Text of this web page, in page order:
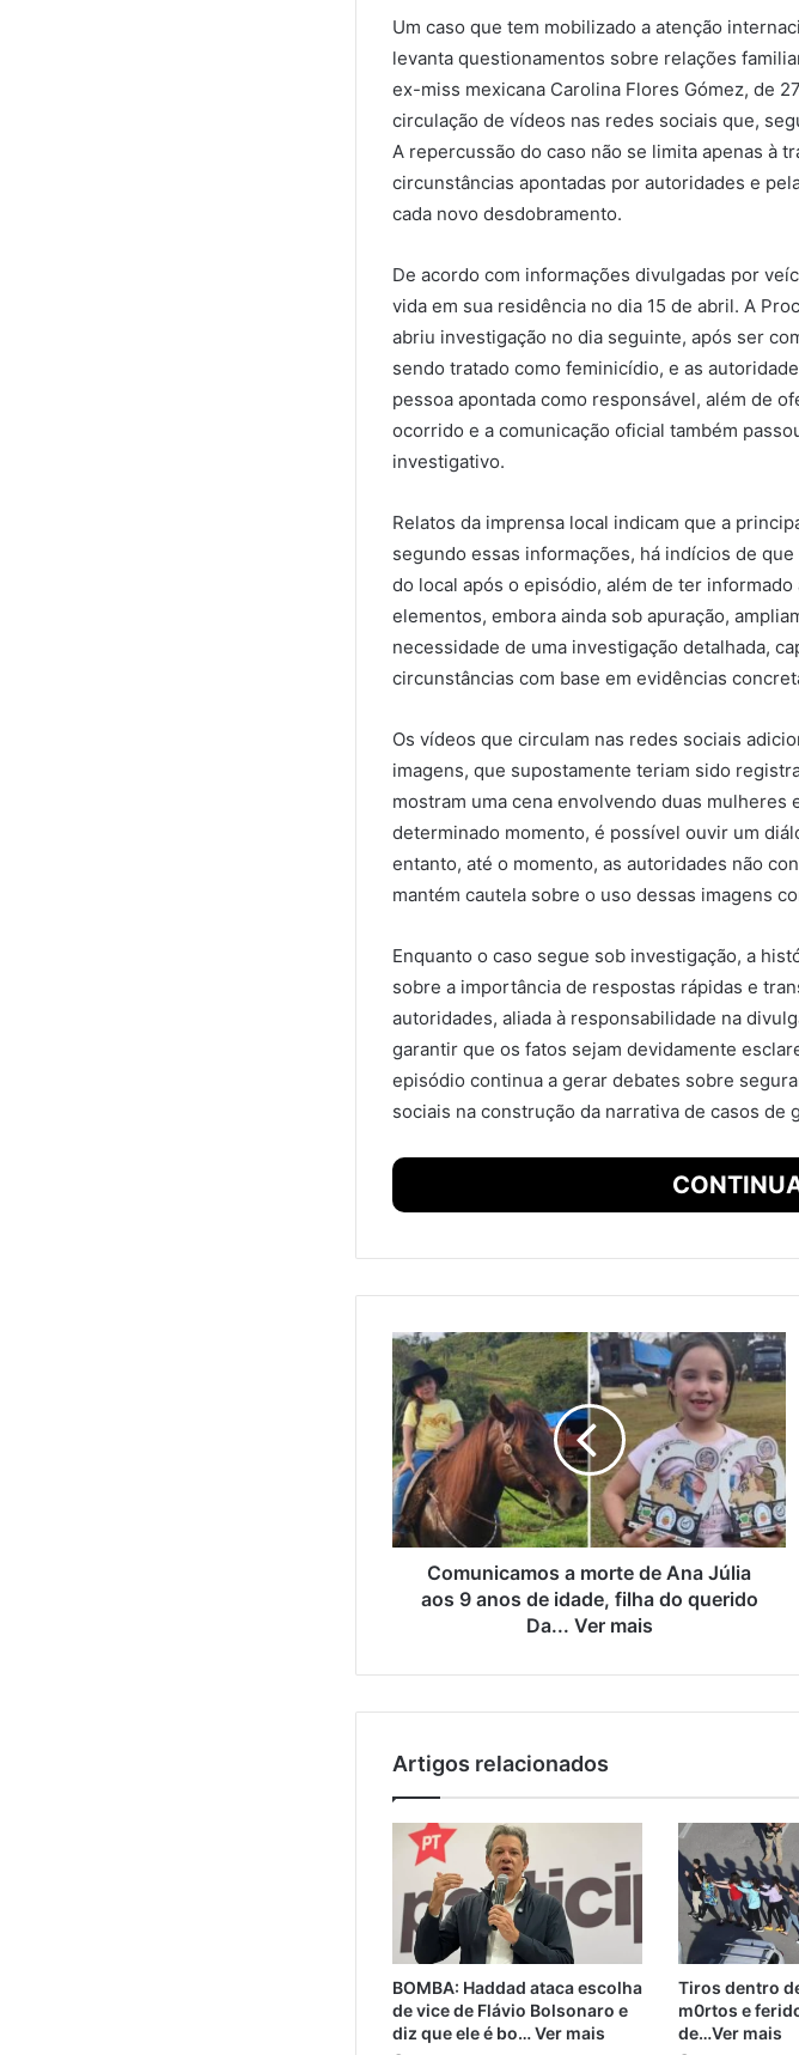
Um caso que tem mobilizado a atenção
levanta questionamentos sobre relações
ex-miss mexicana Carolina Flores Gómez, de
circulação de vídeos nas redes sociais que,
A repercussão do caso não se limita apenas à
circunstâncias apontadas por autoridades e
cada novo desdobramento.
De acordo com informações divulgadas por
vida em sua residência no dia 15 de abril. A
abriu investigação no dia seguinte, após ser
sendo tratado como feminicídio, e as
pessoa apontada como responsável, além de
ocorrido e a comunicação oficial também
investigativo.
Relatos da imprensa local indicam que a
segundo essas informações, há indícios de
do local após o episódio, além de ter
elementos, embora ainda sob apuração,
necessidade de uma investigação detalhada,
circunstâncias com base em evidências
Os vídeos que circulam nas redes sociais
imagens, que supostamente teriam sido
mostram uma cena envolvendo duas mulheres
determinado momento, é possível ouvir um
entanto, até o momento, as autoridades não
mantém cautela sobre o uso dessas imagens
Enquanto o caso segue sob investigação, a
sobre a importância de respostas rápidas e
autoridades, aliada à responsabilidade na
garantir que os fatos sejam devidamente
episódio continua a gerar debates sobre
sociais na construção da narrativa de casos de
Comunicamos a morte de Ana Júlia
aos 9 anos de idade, filha do querido
Da... Ver mais
Artigos relacionados
BOMBA: Haddad ataca escolha
de vice de Flávio Bolsonaro e
diz que ele é bo… Ver mais
Tiros dentro
m0rtos e
de…Ver mais